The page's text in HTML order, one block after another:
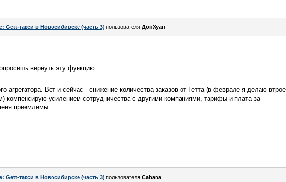
Gett-такси в Новосибирске (часть 3) пользователя ДонХуан
вернуть эту функцию.
агрегатора. Вот и сейчас - снижение количества заказов от Гетта (в феврале я делаю втрое
компенсирую усилением сотрудничества с другими компаниями, тарифы и плата за
приемлемы.
Gett-такси в Новосибирске (часть 3) пользователя Cabana